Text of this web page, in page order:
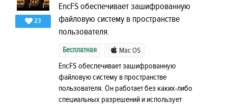
23
EncFS обеспечивает зашифрованную
файловую систему в пространстве
пользователя.
Бесплатная Mac OS
EncFS обеспечивает зашифрованную
файловую систему в пространстве
пользователя. Он работает без каких-либо
специальных разрешений и использует